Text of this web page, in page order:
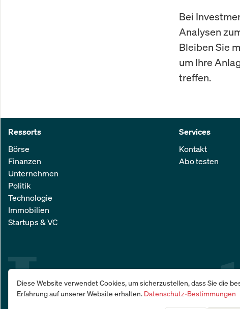
Bei
Analysen
Bleiben Sie
um Ihre
treffen.
Ressorts
Börse
Finanzen
Unternehmen
Politik
Technologie
Immobilien
Startups & VC
Services
Kontakt
Abo testen
Diese Website verwendet Cookies, um sicherzustellen, dass Sie die
Erfahrung auf unserer Website erhalten. Datenschutz-Bestimmungen